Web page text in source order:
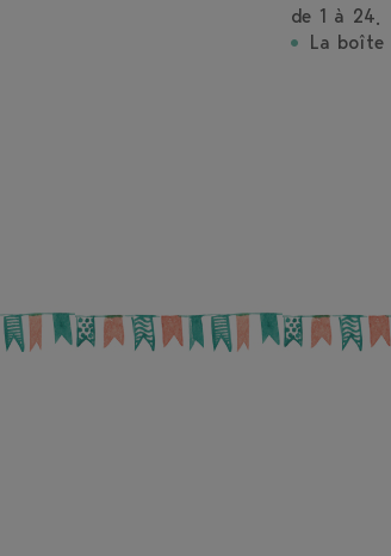
de 1 à 24.
La